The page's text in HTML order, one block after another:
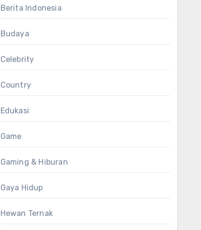
Berita Indonesia
Budaya
Celebrity
Country
Edukasi
Game
Gaming & Hiburan
Gaya Hidup
Hewan Ternak